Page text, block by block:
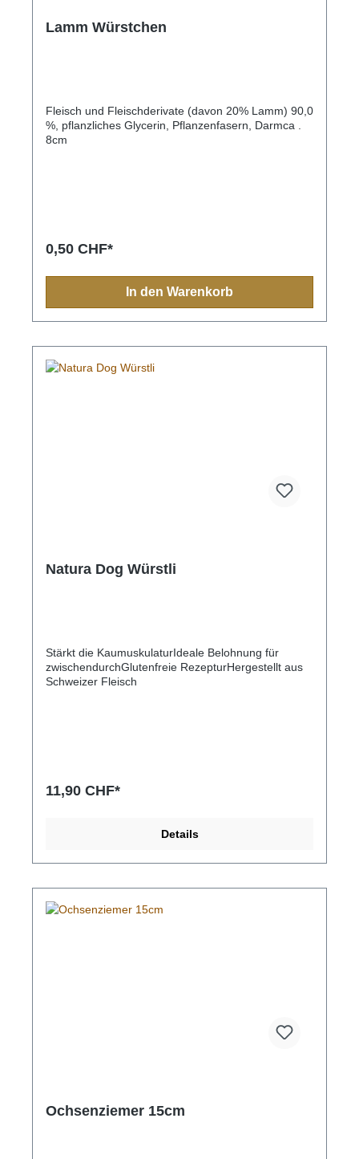
Lamm Würstchen
Fleisch und Fleischderivate (davon 20% Lamm) 90,0
%, pflanzliches Glycerin, Pflanzenfasern, Darmca .
8cm
0,50 CHF*
In den Warenkorb
Natura Dog Würstli
Stärkt die KaumuskulaturIdeale Belohnung für
zwischendurchGlutenfreie RezepturHergestellt aus
Schweizer Fleisch
11,90 CHF*
Details
Ochsenziemer 15cm